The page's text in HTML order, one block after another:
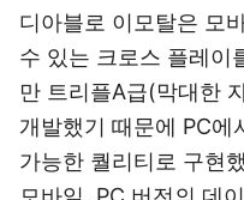
디아블로 이모탈은 모
수 있는 크로스 플레이
만 트리플A급(막대한
개발했기 때문에 PC에
가능한 퀄리티로 구현